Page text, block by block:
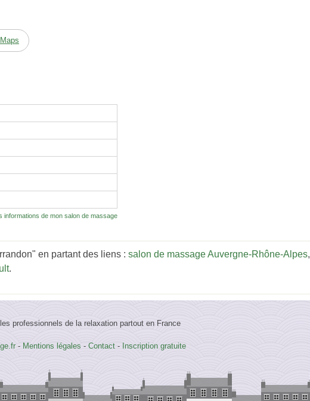
informations de mon salon de massage
en partant des liens : salon de massage Auvergne-Rhône-Alpes,
.
professionnels de la relaxation partout en France
- Mentions légales - Contact- Inscription gratuite